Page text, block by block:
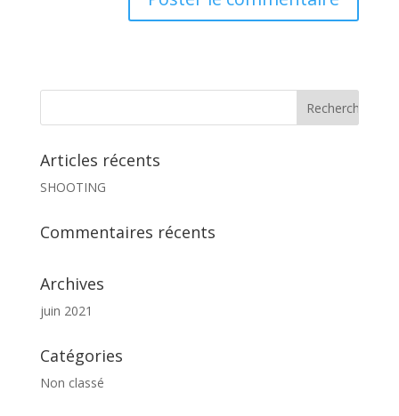
Articles récents
SHOOTING
Commentaires récents
Archives
juin 2021
Catégories
Non classé